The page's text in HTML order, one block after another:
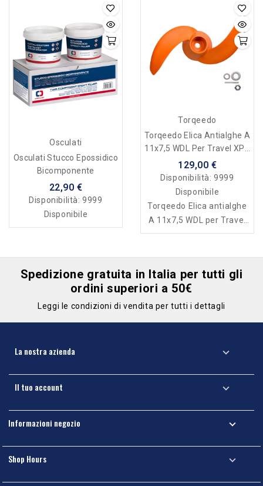
Osculati
Osculati Stucco Epossidico
Bicomponente
22,90 €
Disponibilità:9999
Disponibile
Torqeedo
Torqeedo Elica Antialghe A
11x7,5 WDL Per Travel XP -
7005-00
129,00 €
Disponibilità:9999
Disponibile
Torqeedo Elica antialghe
A 11x7,5 WDL per Travel
XP - 7005-00
Spedizione gratuita in Italia per tutti gli
ordini superiori a 50€
Leggi le condizioni di vendita per tutti i dettagli
La nostra azienda 
Il tuo account 
Informazioni negozio 
Shop Hours 